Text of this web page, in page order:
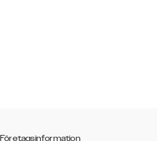
Företagsinformation